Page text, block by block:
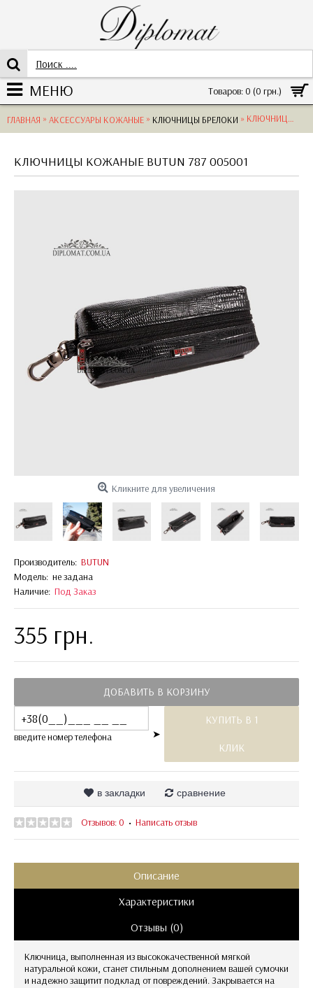
Товаров: 0 (0 грн.)
МЕНЮ
ГЛАВНАЯ » АКСЕССУАРЫ КОЖАНЫЕ » КЛЮЧНИЦЫ БРЕЛОКИ » КЛЮЧНИЦЫ КОЖАНЫЕ BUTUN 787 005001 LIZARD BLACK
КЛЮЧНИЦЫ КОЖАНЫЕ BUTUN 787 005001
Кликните для увеличения
Производитель: BUTUN
Модель: не задана
Наличие: Под Заказ
355 грн.
ДОБАВИТЬ В КОРЗИНУ
введите номер телефона ➤
КУПИТЬ В 1
КЛИК
в закладки сравнение
Отзывов: 0 • Написать отзыв
Описание
Характеристики
Отзывы (0)
Ключница, выполненная из высококачественной мягкой
натуральной кожи, станет стильным дополнением вашей сумочки
и надежно защитит подклад от повреждений. Закрывается на